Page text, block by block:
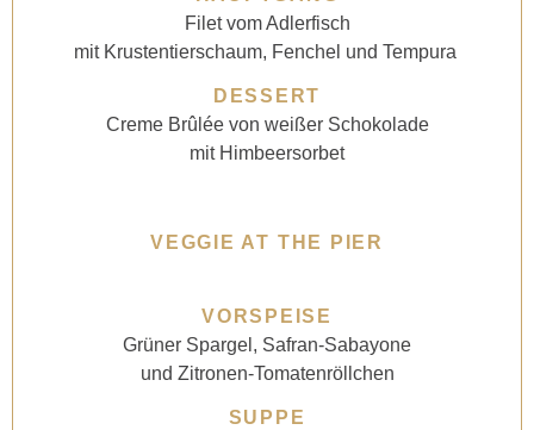
Filet vom Adlerfisch
mit Krustentierschaum, Fenchel und Tempura
DESSERT
Creme Brûlée von weißer Schokolade
mit Himbeersorbet
VEGGIE AT THE PIER
VORSPEISE
Grüner Spargel, Safran-Sabayone
und Zitronen-Tomatenröllchen
SUPPE